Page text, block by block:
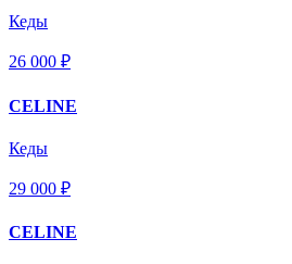
Кеды
26 000 ₽
CELINE
Кеды
29 000 ₽
CELINE